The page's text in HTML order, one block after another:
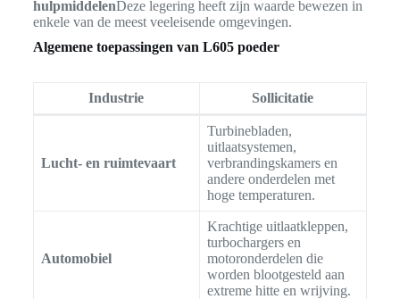
hulpmiddelenDeze legering heeft zijn waarde bewezen in
enkele van de meest veeleisende omgevingen.
Algemene toepassingen van L605 poeder
Industrie Sollicitatie
Lucht- en ruimtevaart
Turbinebladen,
uitlaatsystemen,
verbrandingskamers en
andere onderdelen met
hoge temperaturen.
Automobiel
Krachtige uitlaatkleppen,
turbochargers en
motoronderdelen die
worden blootgesteld aan
extreme hitte en wrijving.